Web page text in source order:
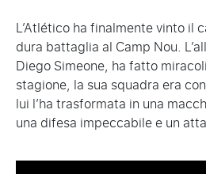
L’Atlético ha finalmente vinto il
dura battaglia al Camp Nou.
Diego Simeone, ha fatto
stagione, la sua squadra era
lui l’ha trasformata in una
una difesa impeccabile e un